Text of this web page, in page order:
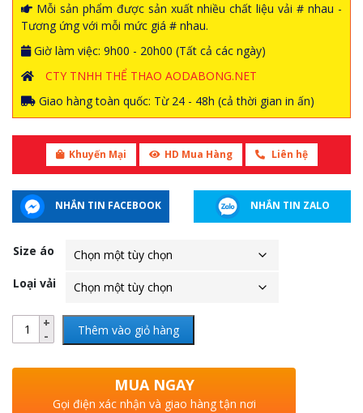
Mỗi sản phẩm được sản xuất nhiều chất liệu vải # nhau -
Tương ứng với mỗi mức giá # nhau.
Giờ làm việc: 9h00 - 20h00 (Tất cả các ngày)
CTY TNHH THỂ THAO AODABONG.NET
Giao hàng toàn quốc: Từ 24 - 48h (cả thời gian in ấn)
Khuyến Mại HD Mua Hàng Liên hệ
NHẮN TIN FACEBOOK NHẮN TIN ZALO
Size áo
Loại vải
Thêm vào giỏ hàng
MUA NGAY
Gọi điện xác nhận và giao hàng tận nơi